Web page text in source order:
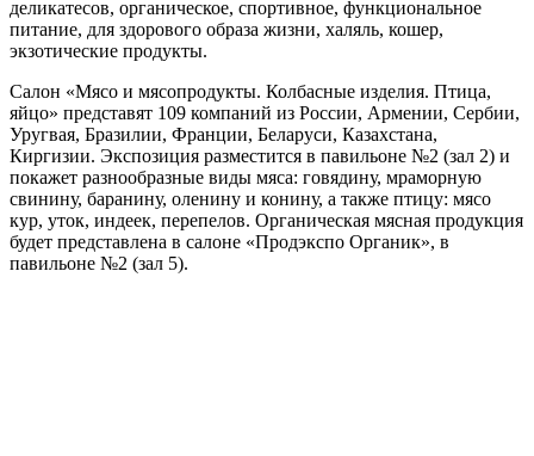
деликатесов, органическое, спортивное, функциональное
питание, для здорового образа жизни, халяль, кошер,
экзотические продукты.
Салон «Мясо и мясопродукты. Колбасные изделия. Птица,
яйцо» представят 109 компаний из России, Армении, Сербии,
Уругвая, Бразилии, Франции, Беларуси, Казахстана,
Киргизии. Экспозиция разместится в павильоне №2 (зал 2) и
покажет разнообразные виды мяса: говядину, мраморную
свинину, баранину, оленину и конину, а также птицу: мясо
кур, уток, индеек, перепелов. Органическая мясная продукция
будет представлена в салоне «Продэкспо Органик», в
павильоне №2 (зал 5).